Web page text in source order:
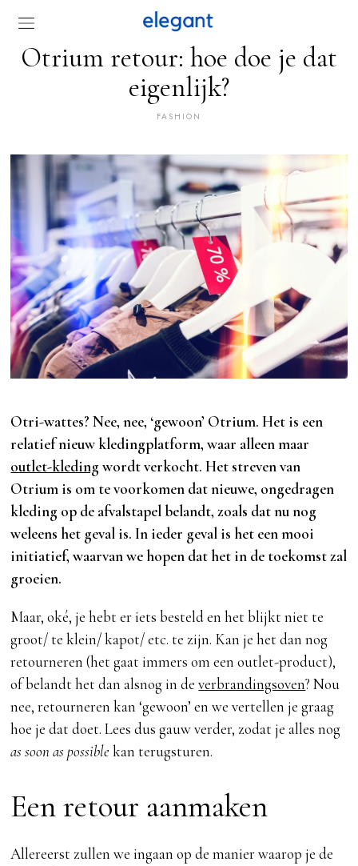
Otrium retour: hoe doe je dat
eigenlijk?
FASHION
Otri-wattes? Nee, nee, ‘gewoon’ Otrium. Het is een
relatief nieuw kledingplatform, waar alleen maar
outlet-kleding wordt verkocht. Het streven van
Otrium is om te voorkomen dat nieuwe, ongedragen
kleding op de afvalstapel belandt, zoals dat nu nog
weleens het geval is. In ieder geval is het een mooi
initiatief, waarvan we hopen dat het in de toekomst zal
groeien.
Maar, oké, je hebt er iets besteld en het blijkt niet te
groot/ te klein/ kapot/ etc. te zijn. Kan je het dan nog
retourneren (het gaat immers om een outlet-product),
of belandt het dan alsnog in deverbrandingsoven? Nou
nee, retourneren kan ‘gewoon’ en we vertellen je graag
hoe je dat doet. Lees dus gauw verder, zodat je alles nog
as soon as possiblekan terugsturen.
Een retour aanmaken
Allereerst zullen we ingaan op de manier waarop je de